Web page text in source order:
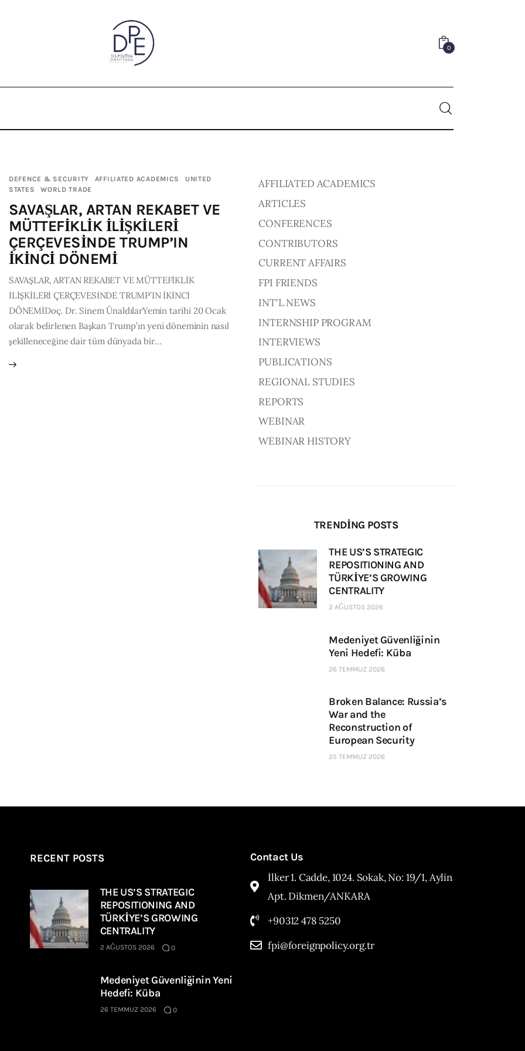
0
DEFENCE & SECURITY AFFILIATED ACADEMICS
UNITED
STATES
WORLD TRADE
SAVAŞLAR, ARTAN REKABET VE
MÜTTEFİKLİK İLİŞKİLERİ
ÇERÇEVESİNDE TRUMP’IN
İKİNCİ DÖNEMİ
SAVAŞLAR, ARTAN REKABET VE MÜTTEFİKLİK
İLİŞKİLERİ ÇERÇEVESİNDE TRUMP’IN İKİNCİ
DÖNEMİDoç. Dr. Sinem ÜnaldılarYemin tarihi 20 Ocak
olarak belirlenen Başkan Trump’ın yeni döneminin nasıl
şekilleneceğine dair tüm dünyada bir…
AFFILIATED ACADEMICS
ARTICLES
CONFERENCES
CONTRIBUTORS
CURRENT AFFAIRS
FPI FRIENDS
INT'L NEWS
INTERNSHIP PROGRAM
INTERVIEWS
PUBLICATIONS
REGIONAL STUDIES
REPORTS
WEBINAR
WEBINAR HISTORY
TRENDING POSTS
THE US’S STRATEGIC
REPOSITIONING AND
TÜRKİYE’S GROWING
CENTRALITY
2 AĞUSTOS 2026
Medeniyet Güvenliğinin
Yeni Hedefi: Küba
26 TEMMUZ 2026
Broken Balance: Russia’s
War and the
Reconstruction of
European Security
25 TEMMUZ 2026
RECENT POSTS
THE US’S STRATEGIC
REPOSITIONING AND
TÜRKİYE’S GROWING
CENTRALITY
2 AĞUSTOS 2026 0
Medeniyet Güvenliğinin Yeni
Hedefi: Küba
26 TEMMUZ 2026 0
Contact Us
İlker 1. Cadde, 1024. Sokak, No: 19/1, Aylin
Apt. Dikmen/ANKARA
+90312 478 5250
fpi@foreignpolicy.org.tr